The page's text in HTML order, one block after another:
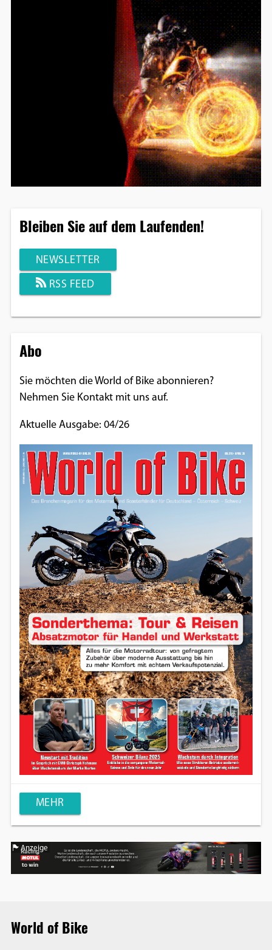
Bleiben Sie auf dem Laufenden!
NEWSLETTER
RSS FEED
Abo
Sie möchten die World of Bike abonnieren?
Nehmen Sie Kontakt mit uns auf.
Aktuelle Ausgabe: 04/26
MEHR
Anzeige
World of Bike